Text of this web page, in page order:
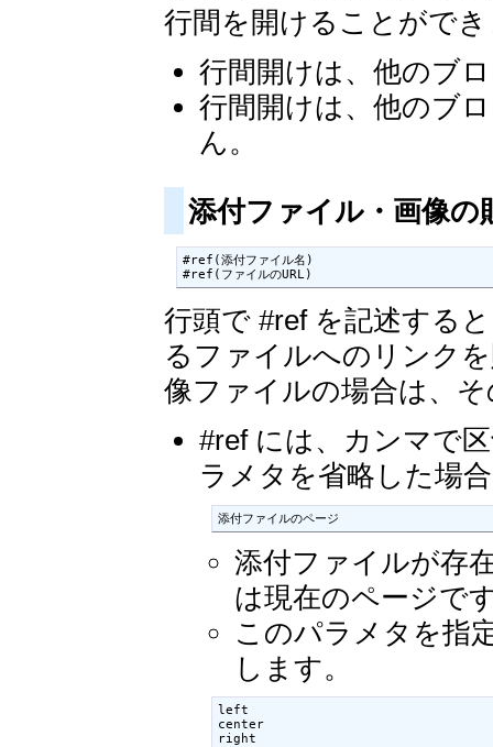
行間を開けることがで
行間開けは、他のブ
行間開けは、他のブ
ん。
添付ファイル・画像
#ref(添付ファイル名)
#ref(ファイルのURL)
行頭で #ref を記述する
るファイルへのリンク
像ファイルの場合は、
#ref には、カンマで
ラメタを省略した場
添付ファイルのページ
添付ファイルが存
は現在のページで
このパラメタを指
します。
left
center
right